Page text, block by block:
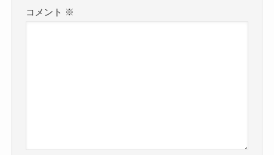
コメント ※